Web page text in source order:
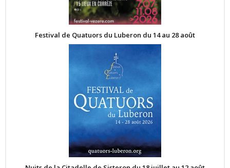
Festival de Quatuors du Luberon du 14 au 28 août